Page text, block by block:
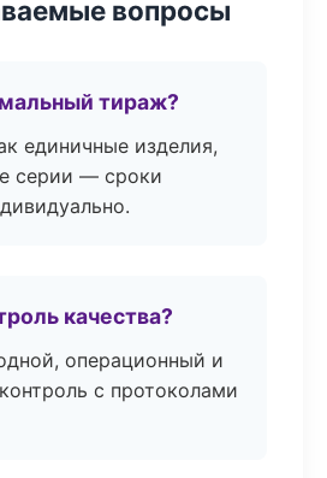
вопросы
тираж?
единичные изделия,
серии — сроки
качества?
операционный и
с протоколами